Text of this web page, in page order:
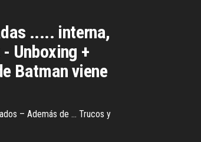
..... interna,
Unboxing +
Batman viene
– Además de ... Trucos y